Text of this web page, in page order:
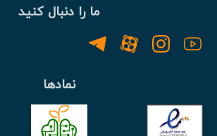
ما را دنبال کنید
نمادها